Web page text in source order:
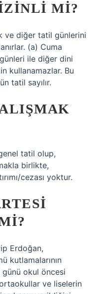
MI?
ve diğer tatil günlerini
(a) Cuma
ile diğer dini
kullanamazlar. Bu
tatil sayılır.
tatil olup,
birlikte,
cezası yoktur.
Erdoğan,
kutlamalarının
günü okul öncesi
ve liselerin